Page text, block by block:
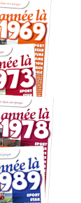
numéro
107